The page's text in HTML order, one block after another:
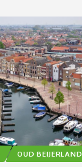
OUD BEIJERLAND